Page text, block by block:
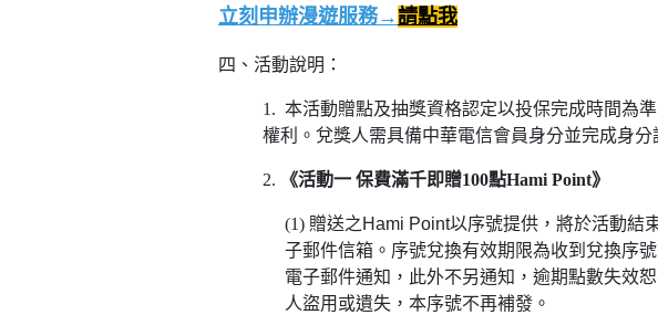
立刻申辦漫遊服務→請點我
四、活動說明：
1. 本活動贈點及抽獎資格認定以投保完成時間為
權利。兌獎人需具備中華電信會員身分並完成身
2. 《活動一 保費滿千即贈100點Hami Point》
(1) 贈送之 Hami Point以序號提供，將於活動結
子郵件信箱。序號兌換有效期限為收到兌換序
電子郵件通知，此外不另通知，逾期點數失效
人盜用或遺失，本序號不再補發。